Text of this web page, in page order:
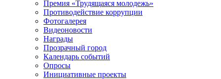
Премия «Трудящаяся молодежь»
Противодействие коррупции
Фотогалерея
Видеоновости
Награды
Прозрачный город
Календарь событий
Опросы
Инициативные проекты